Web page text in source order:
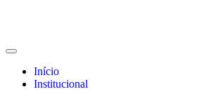
Início
Institucional